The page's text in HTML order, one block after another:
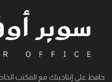
حافظ على إنتاجيتك مع المكتب